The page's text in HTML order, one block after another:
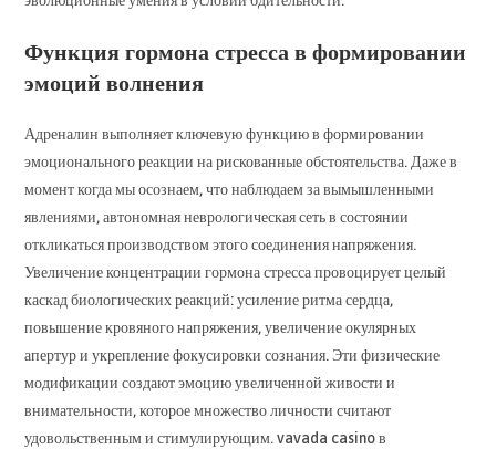
Функция гормона стресса в формировании
эмоций волнения
Адреналин выполняет ключевую функцию в формировании
эмоционального реакции на рискованные обстоятельства. Даже в
момент когда мы осознаем, что наблюдаем за вымышленными
явлениями, автономная неврологическая сеть в состоянии
откликаться производством этого соединения напряжения.
Увеличение концентрации гормона стресса провоцирует целый
каскад биологических реакций: усиление ритма сердца,
повышение кровяного напряжения, увеличение окулярных
апертур и укрепление фокусировки сознания. Эти физические
модификации создают эмоцию увеличенной живости и
внимательности, которое множество личности считают
удовольственным и стимулирующим. vavada casino в